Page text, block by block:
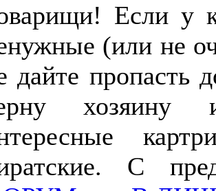
Если у
(или не
дайте пропасть
хозяину
С